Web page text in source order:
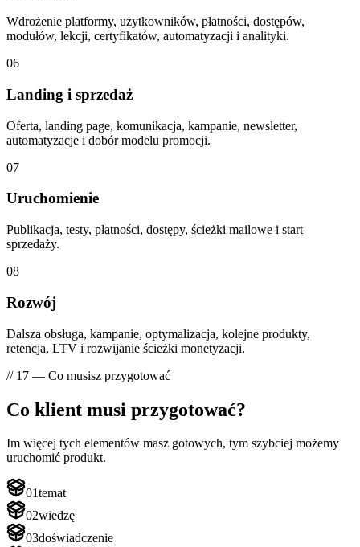
Wdrożenie platformy, użytkowników, płatności, dostępów,
modułów, lekcji, certyfikatów, automatyzacji i analityki.
06
Landing i sprzedaż
Oferta, landing page, komunikacja, kampanie, newsletter,
automatyzacje i dobór modelu promocji.
07
Uruchomienie
Publikacja, testy, płatności, dostępy, ścieżki mailowe i start
sprzedaży.
08
Rozwój
Dalsza obsługa, kampanie, optymalizacja, kolejne produkty,
retencja, LTV i rozwijanie ścieżki monetyzacji.
// 17 — Co musisz przygotować
Co klient musi przygotować?
Im więcej tych elementów masz gotowych, tym szybciej możemy
uruchomić produkt.
01temat
02wiedzę
03doświadczenie